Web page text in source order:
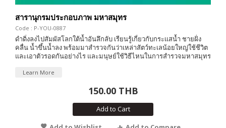
สารานุกรมประกอบภาพ มหาสมุทร
Code : P-YOU-0887
ดำดิ่งลงไปสัมผัสโลกใต้น้ำอันลึกลับ เรียนรู้เกี่ยวกับกระเเสน้ำ ชายฝั่ง
คลื่น น้ำขึ้นน้ำลง พร้อมมาสำรวจกันว่าเหล่าสัตว์ทะเลน้อยใหญ่ใช้ชีวิต
และเอาตัวรอดกันอย่างไร และมนุษย์ใช้วิธีไหนในการสำรวจมหาสมุทร
Learn More
150.00 THB
Add to Cart